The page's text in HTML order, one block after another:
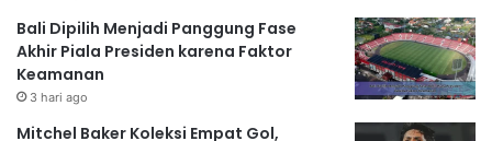
Bali Dipilih Menjadi Panggung Fase
Akhir Piala Presiden karena Faktor
Keamanan
3 hari ago
Mitchel Baker Koleksi Empat Gol,